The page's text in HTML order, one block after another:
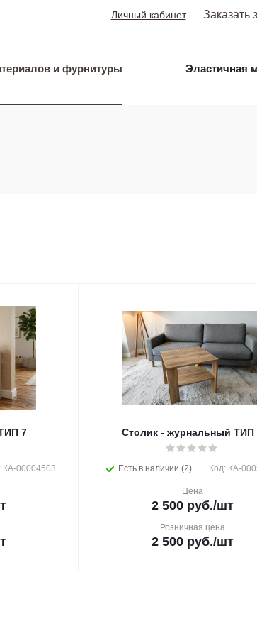
Личный кабинет Заказать
и фурнитуры Эластичная
7
КА-00004503
Столик - журнальный ТИП
Есть в наличии (2) Код: КА-
Цена
2 500руб./шт
Розничная цена
2 500руб./шт